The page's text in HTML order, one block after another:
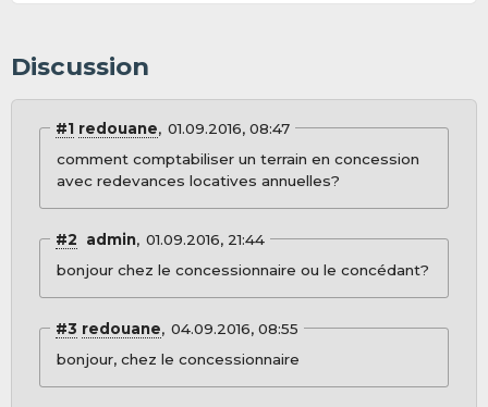
Discussion
#1 redouane
01.09.2016, 08:47
comment comptabiliser un terrain en concession
avec redevances locatives annuelles?
#2 admin 01.09.2016, 21:44
bonjour chez le concessionnaire ou le concédant?
#3 redouane
04.09.2016, 08:55
bonjour, chez le concessionnaire